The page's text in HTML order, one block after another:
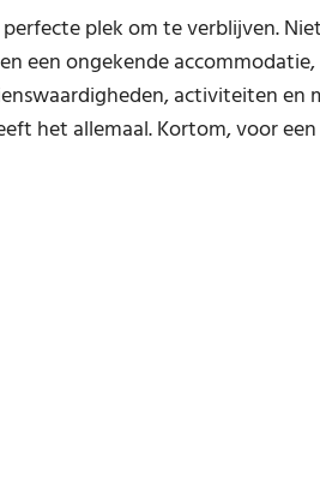
plek om te verblijven.
een ongekende
activiteiten en
het allemaal. Kortom, voor